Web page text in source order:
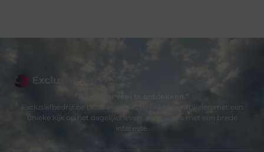
Exclusiefbedrijf.be biedt een selectie blogs en artikelen met een
unieke kijk op het dagelijks leven. Voor lezers met een brede
interesse.